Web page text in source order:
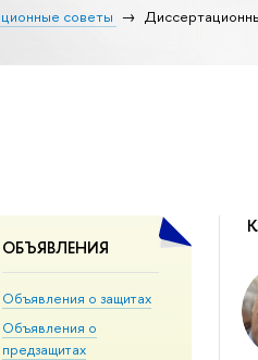
советы
ОБЪЯВЛЕНИЯ
Объявления о защитах
Объявления о
предзащитах